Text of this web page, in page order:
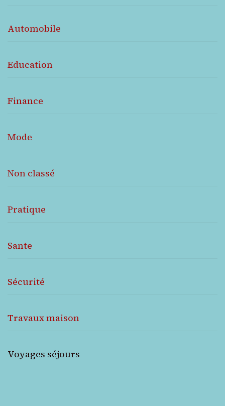
Automobile
Education
Finance
Mode
Non classé
Pratique
Sante
Sécurité
Travaux maison
Voyages séjours